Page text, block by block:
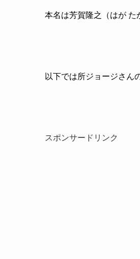
本名は芳賀隆之（はが た
以下では所ジョージさん
スポンサードリンク